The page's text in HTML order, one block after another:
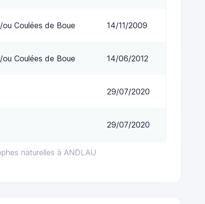
naturelles à ANDLAU
Coulées de Boue 14/11/2009
Coulées de Boue 14/06/2012
29/07/2020
29/07/2020